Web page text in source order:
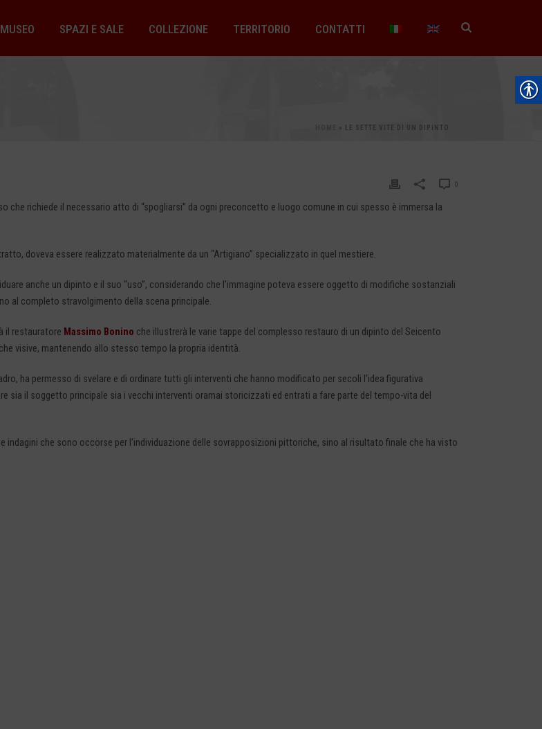
MUSEO SPAZI E SALE COLLEZIONE TERRITORIO CONTATTI
» LE SETTE VITE DI UN DIPINTO
0
che richiede il necessario atto di “spogliarsi” da ogni preconcetto e luogo comune in cui spesso è immersa la
doveva essere realizzato materialmente da un “Artigiano” specializzato in quel mestiere.
anche un dipinto e il suo “uso”, considerando che l’immagine poteva essere oggetto di modifiche sostanziali
al completo stravolgimento della scena principale.
il restauratore Massimo Bonino che illustrerà le varie tappe del complesso restauro di un dipinto del Seicento
visive, mantenendo allo stesso tempo la propria identità.
ha permesso di svelare e di ordinare tutti gli interventi che hanno modificato per secoli l’idea figurativa
sia il soggetto principale sia i vecchi interventi oramai storicizzati ed entrati a fare parte del tempo-vita del
indagini che sono occorse per l’individuazione delle sovrapposizioni pittoriche, sino al risultato finale che ha visto